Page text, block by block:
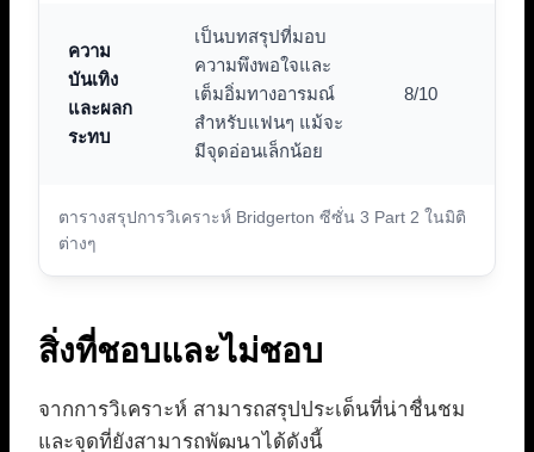
ตารางสรุปการวิเคราะห์ Bridgerton ซีซั่น 3 Part 2 ในมิติ
ต่างๆ
ความ
บันเทิง
และผลก
ระทบ
เป็นบทสรุปที่มอบ
ความพึงพอใจและ
เต็มอิ่มทางอารมณ์
สำหรับแฟนๆ แม้จะ
มีจุดอ่อนเล็กน้อย
8/10
สิ่งที่ชอบและไม่ชอบ
จากการวิเคราะห์ สามารถสรุปประเด็นที่น่าชื่นชม
และจุดที่ยังสามารถพัฒนาได้ดังนี้